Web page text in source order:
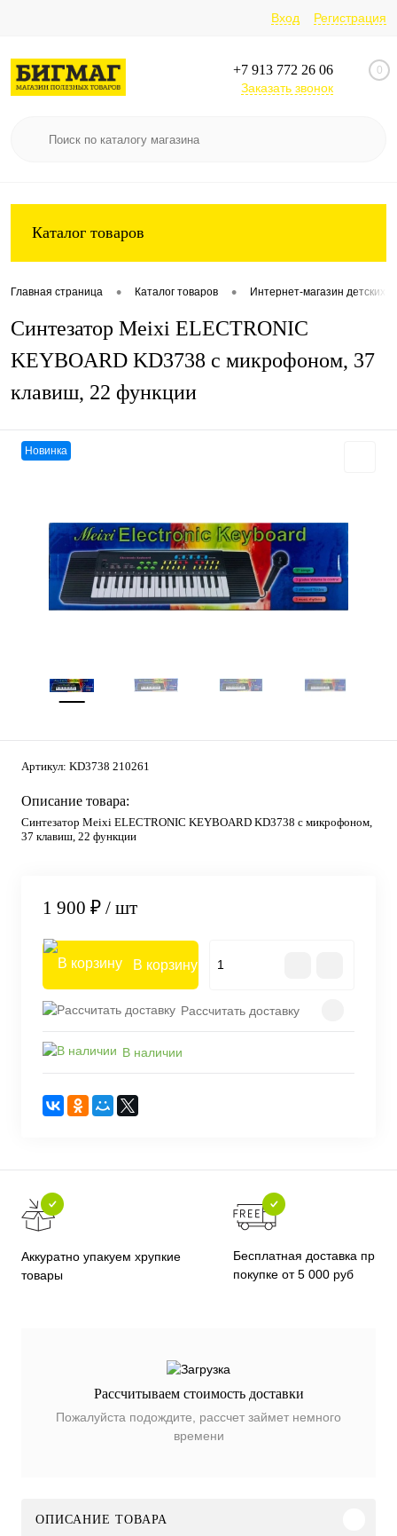
Вход Регистрация
+7 913 772 26 06
Заказать звонок
0
Каталог товаров
Главная страница • Каталог товаров • Интернет-магазин детских
Синтезатор Meixi ELECTRONIC
KEYBOARD KD3738 с микрофоном, 37
клавиш, 22 функции
Новинка
Артикул: KD3738 210261
Описание товара:
Синтезатор Meixi ELECTRONIC KEYBOARD KD3738 с микрофоном,
37 клавиш, 22 функции
1 900 ₽ / шт
В корзину
Рассчитать доставку
В наличии
Аккуратно упакуем хрупкие
товары
Бесплатная доставка при
покупке от 5 000 руб
Рассчитываем стоимость доставки
Пожалуйста подождите, рассчет займет немного
времени
ОПИСАНИЕ ТОВАРА